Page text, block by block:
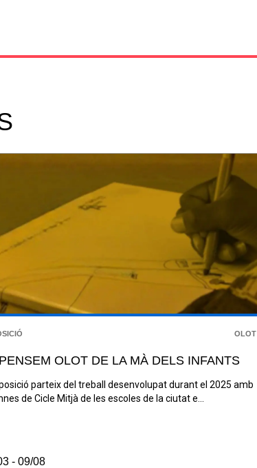
OLOT
OLOT DE LA MÀ DELS INFANTS
parteix del treball desenvolupat durant el 2025 amb
de Cicle Mitjà de les escoles de la ciutat e...
- 09/08